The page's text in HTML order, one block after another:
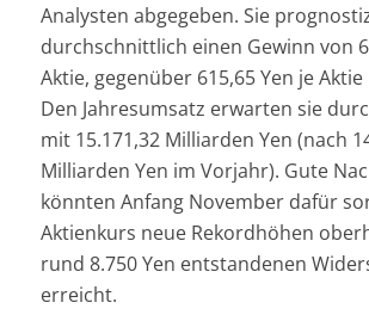
Analysten abgegeben. Sie
durchschnittlich einen Gewinn von
Aktie, gegenüber 615,65 Yen je
Den Jahresumsatz erwarten sie
mit 15.171,32 Milliarden Yen (nach
Milliarden Yen im Vorjahr). Gute
könnten Anfang November dafür
Aktienkurs neue Rekordhöhen
rund 8.750 Yen entstandenen
erreicht.